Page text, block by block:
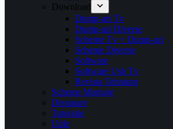
Download
Dump-uri Tv
Dump-uri Diverse
Scheme Tv + Dump-uri
Scheme Diverse
Software
Software Usb Tv
Revista Tehnium
Scheme Montaje
Depanare
Tutoriale
Utile